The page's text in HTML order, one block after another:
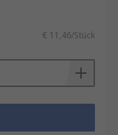
€ 11,46/Stück